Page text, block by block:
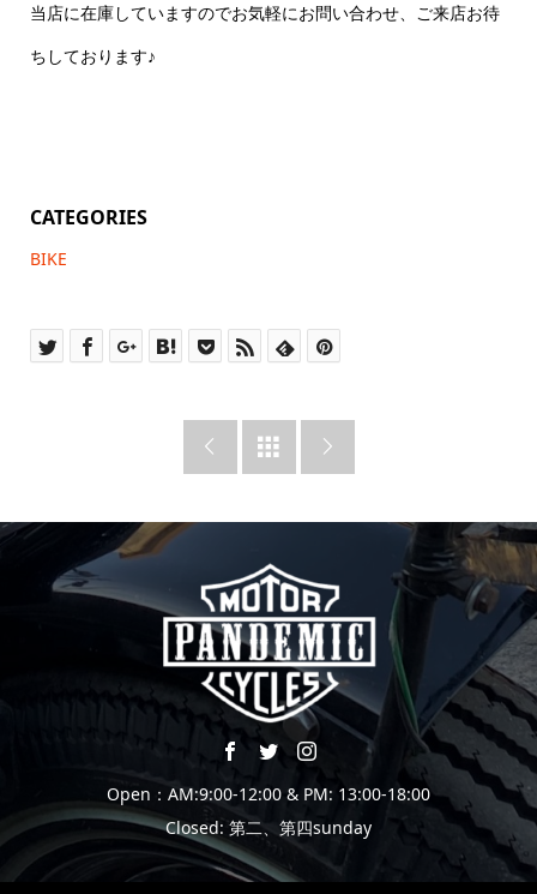
当店に在庫していますのでお気軽にお問い合わせ、ご来店お待
ちしております♪
CATEGORIES
BIKE
  
Open：AM:9:00-12:00 & PM: 13:00-18:00
Closed: 第二、第四sunday